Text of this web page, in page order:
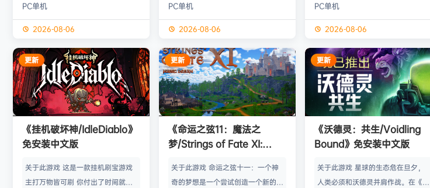
背景设定在近未来沙漠城市红石城。
你将扮演雅各布·迪亚兹——一名退
体而饱受支离破碎的记忆困扰。在电
影化叙事的战役中，你将执行任务、
揭开过往谜团，并直面一场涉及失控
人工智能、腐败企业与无序军事力量
的惊天阴谋——这场危机的波及范围
远不止红石城本身。 红石城 红石城
是…
PC单机
2026-08-06
群繁盛起来。不论是熟知此类题材的
老手玩家，还是只想浅尝神游太空滋
的陪伴。什么，你说是因为鸟群没了
你，就立马出乱子？哎呀呀，这也只
是其中一个原因而已啦。 扫描附近
的小行星，操纵漫游车揭露各种隐藏
的资源，可能是冰块和金属，也可能
是某些未知之物。建造生产设施，以
便开采资…
PC单机
2026-08-06
灭所有不速之客！拿在手上大力摇，
剩下的交给摇鼠灵™就行了。不用夹
摸丢死老鼠！ 有了摇鼠灵™，一切尽
在掌握！把那只老鼠摇到服从，看着
“鼠条”填满。摇得多了，就能慢慢彻
底解决你的问题了。摇鼠灵™起效
快，用法简单，效果绝佳，让你的烦
恼瞬间无影无踪。 为什么选择摇鼠
灵™？ 轻松…
PC单机
2026-08-06
更新
《挂机破坏神/IdleDiablo》
免安装中文版
关于此游戏 这是一款挂机刷宝游戏
主打万物皆可刷 你付出了时间就必
更新
《命运之弦11：魔法之
梦/Strings of Fate XI:
版
关于此游戏 命运之弦十一：一个神
奇的梦想是一个尝试创造一个新的幻
更新
《沃德灵：共生/Voidling
Bound》免安装中文版
关于此游戏 星球的生态危在旦夕，
人类必须和沃德灵并肩作战。在《沃